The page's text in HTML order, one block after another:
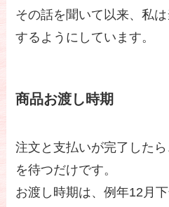
その話を聞いて以来、私
するようにしています。
商品お渡し時期
注文と支払いが完了した
を待つだけです。
お渡し時期は、例年12月